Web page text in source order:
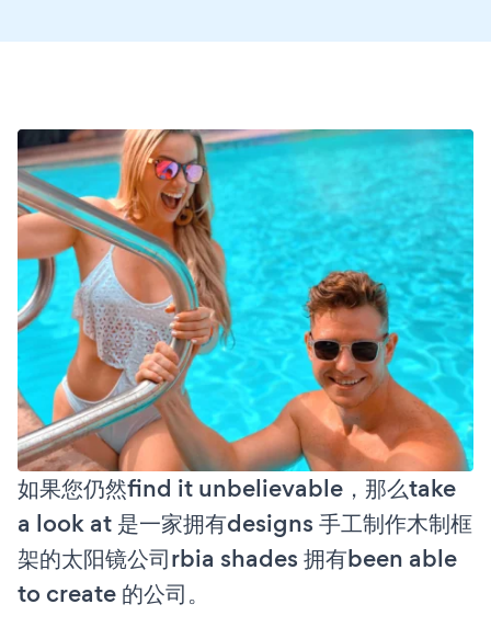
如果您仍然find it unbelievable，那么take
a look at 是一家拥有designs 手工制作木制框
架的太阳镜公司rbia shades 拥有been able
to create 的公司。